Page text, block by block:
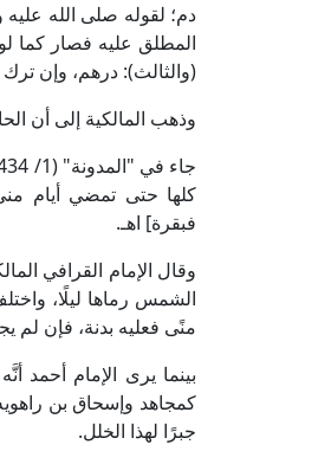
دم؛ لقوله صلى الله
المطلق عليه فصار كما
(والثالث): درهم، وإن
وذهب المالكية إلى أن
كلها حتى تمضي أيام
فبقرة] اهـ.
الشمس رماها ليلًا،
منًى فعليه بدنة، فإن لم
بينما يرى الإمام
كمجاهد وإسحاق بن
جبرًا لهذا الخلل.